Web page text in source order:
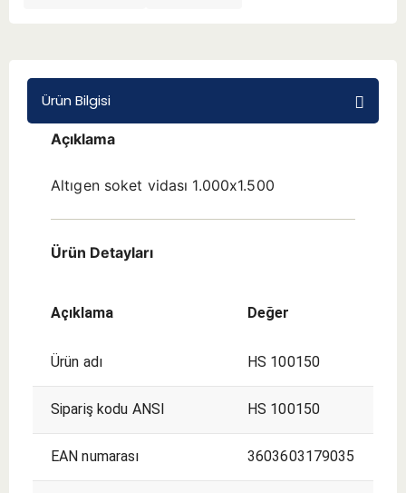
Ürün Bilgisi
Açıklama
Altıgen soket vidası 1.000x1.500
Ürün Detayları
Açıklama Değer
Ürün adı HS 100150
Sipariş kodu ANSI HS 100150
EAN numarası 3603603179035